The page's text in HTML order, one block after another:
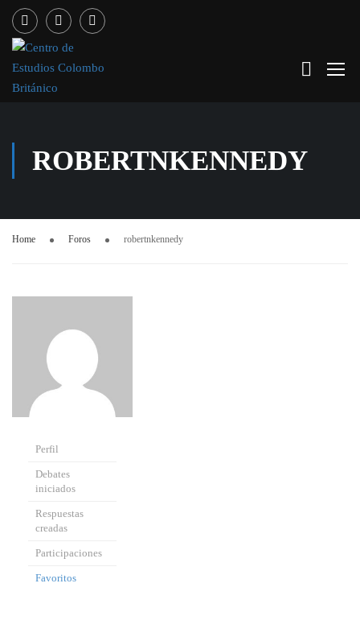
ROBERTNKENNEDY
Home Foros robertnkennedy
Perfil
Debates
iniciados
Respuestas
creadas
Participaciones
Favoritos